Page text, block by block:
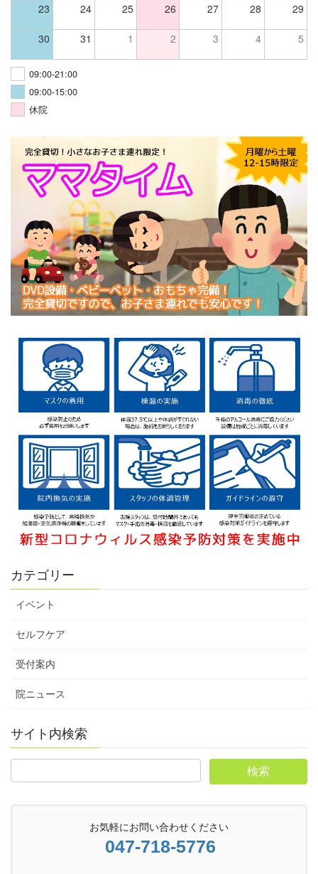
23 24 25 26 27 28 29
30 31 1 2 3 4 5
09:00-21:00
09:00-15:00
休院
カテゴリー
イベント
セルフケア
受付案内
院ニュース
サイト内検索
お気軽にお問い合わせください
047-718-5776